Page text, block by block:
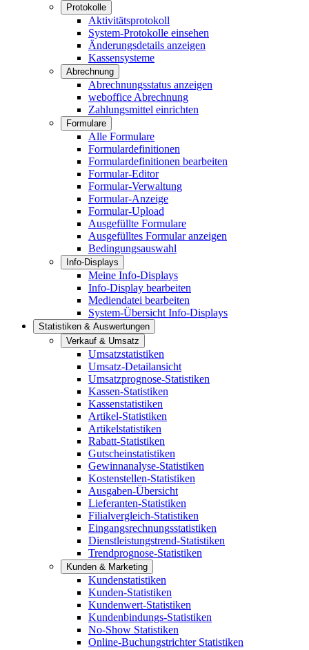
Protokolle
Aktivitätsprotokoll
System-Protokolle einsehen
Änderungsdetails anzeigen
Kassensysteme
Abrechnung
Abrechnungsstatus anzeigen
weboffice Abrechnung
Zahlungsmittel einrichten
Formulare
Alle Formulare
Formulardefinitionen
Formulardefinitionen bearbeiten
Formular-Editor
Formular-Verwaltung
Formular-Anzeige
Formular-Upload
Ausgefüllte Formulare
Ausgefülltes Formular anzeigen
Bedingungsauswahl
Info-Displays
Meine Info-Displays
Info-Display bearbeiten
Mediendatei bearbeiten
System-Übersicht Info-Displays
Statistiken & Auswertungen
Verkauf & Umsatz
Umsatzstatistiken
Umsatz-Detailansicht
Umsatzprognose-Statistiken
Kassen-Statistiken
Kassenstatistiken
Artikel-Statistiken
Artikelstatistiken
Rabatt-Statistiken
Gutscheinstatistiken
Gewinnanalyse-Statistiken
Kostenstellen-Statistiken
Ausgaben-Übersicht
Lieferanten-Statistiken
Filialvergleich-Statistiken
Eingangsrechnungsstatistiken
Dienstleistungstrend-Statistiken
Trendprognose-Statistiken
Kunden & Marketing
Kundenstatistiken
Kunden-Statistiken
Kundenwert-Statistiken
Kundenbindungs-Statistiken
No-Show Statistiken
Online-Buchungstrichter Statistiken